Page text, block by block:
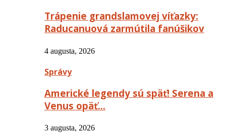
Trápenie grandslamovej víťazky:
Raducanuová zarmútila fanúšikov
4 augusta, 2026
Správy
Americké legendy sú späť! Serena a
Venus opäť…
3 augusta, 2026